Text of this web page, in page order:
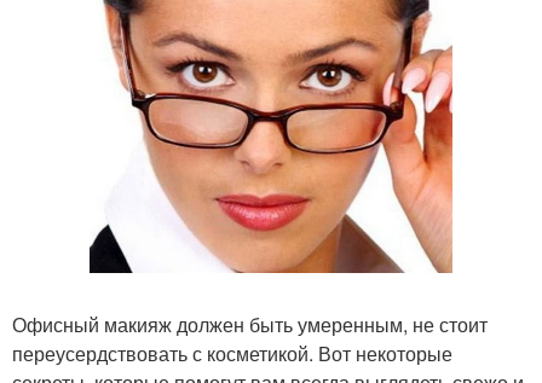
Офисный макияж должен быть умеренным, не стоит
переусердствовать с косметикой. Вот некоторые